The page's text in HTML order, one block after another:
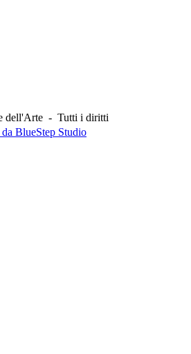
dell'Arte - Tutti i diritti
BlueStep Studio